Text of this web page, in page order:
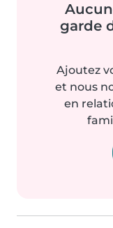
garde
Ajoutez
et nous
en